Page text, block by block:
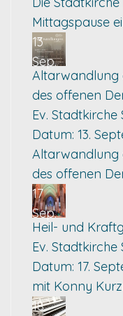
Mittagspause
13
Sep.
Altarwandlung
des offenen
Ev. Stadtkirche
Datum: 13.
Altarwandlung
des offenen
17
Sep.
Heil- und
Ev. Stadtkirche
Datum: 17.
mit Konny
18